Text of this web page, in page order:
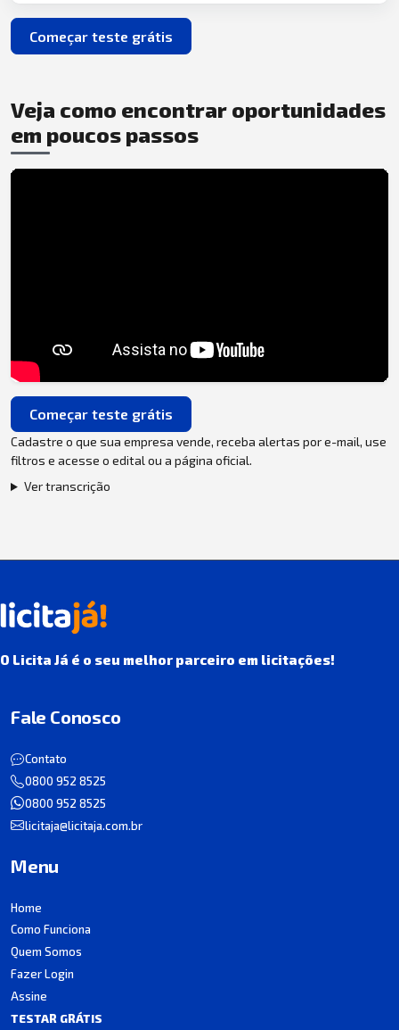
Começar teste grátis
Veja como encontrar oportunidades
em poucos passos
Começar teste grátis
Cadastre o que sua empresa vende, receba alertas por e-mail, use
filtros e acesse o edital ou a página oficial.
Ver transcrição
O Licita Já é o seu melhor parceiro em licitações!
Fale Conosco
Contato
0800 952 8525
0800 952 8525
licitaja@licitaja.com.br
Menu
Home
Como Funciona
Quem Somos
Fazer Login
Assine
TESTAR GRÁTIS